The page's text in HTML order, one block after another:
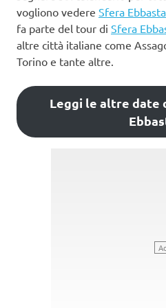
vogliono vedere Sfera Ebbasta
fa parte del tour di Sfera
altre città italiane come
Torino e tante altre.
Leggi le altre date